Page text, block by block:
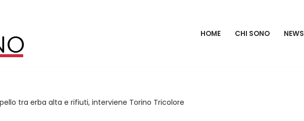
HOME CHI SONO NEWS
tra erba alta e rifiuti, interviene Torino Tricolore